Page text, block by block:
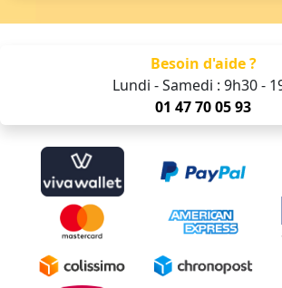
Besoin d'aide ?
Lundi - Samedi : 9h30 -
01 47 70 05 93